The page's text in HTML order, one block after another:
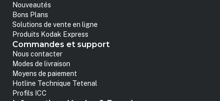
Nouveautés
Bons Plans
Solutions de vente en ligne
Produits Kodak Express
Commandes et support
Nous contacter
Modes de livraison
Moyens de paiement
Hotline Technique Tetenal
Profils ICC